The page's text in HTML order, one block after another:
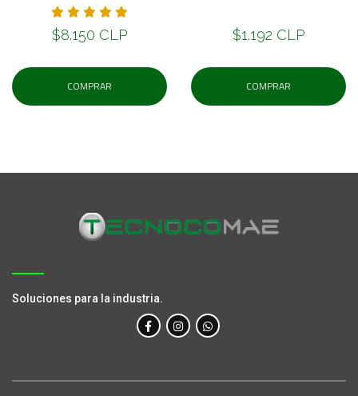
$8.150 CLP
COMPRAR
$1.192 CLP
COMPRAR
Soluciones para la industria.